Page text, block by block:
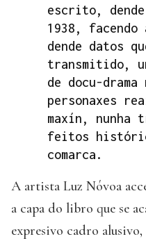
escrito,
1938,
dende datos
transmitido,
de docu-drama
personaxes
maxín, nunha
feitos
comarca.
A artista Luz Nóvoa
a capa do libro que se
expresivo cadro